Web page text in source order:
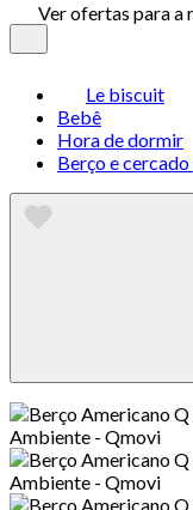
Ver ofertas para a
Le biscuit
Bebê
Hora de dormir
Berço e